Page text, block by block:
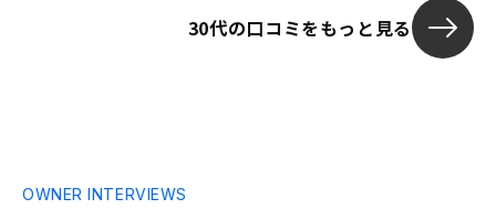
30代の口コミをもっと見る
OWNER INTERVIEWS